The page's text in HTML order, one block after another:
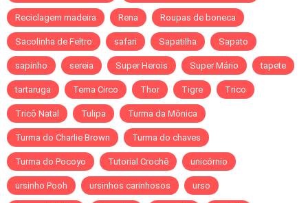
Reciclagem madeira Rena Roupas de boneca
Sacolinha de Feltro safari Sapatilha Sapato
sapinho sereia Super Herois Super Mário tapete
tartaruga Tema Circo Thor Tigre Trico
Tricô Natal Tulipa Turma da Mônica
Turma do Charlie Brown Turma do chaves
Turma do Pocoyo Tutorial Crochê unicórnio
ursinho Pooh ursinhos carinhosos urso